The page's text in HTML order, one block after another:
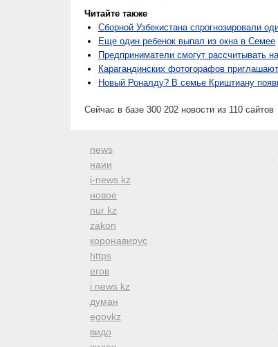
Читайте также
Сборной Узбекистана спрогнозировали
Еще один ребенок выпал из окна в Семее
Предприниматели смогут рассчитывать
Карагандинских фотогорафов
Новый Роналду? В семье Криштиану
Сейчас в базе 300 202 новости из 110 сайтов
news
наии
i-news kz
новое
nur kz
zakon
коронавирус
https
егов
i news kz
думан
egovkz
видо